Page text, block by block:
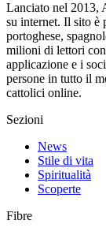
Lanciato nel 2013,
su internet. Il sito è
portoghese,
milioni di lettori
applicazione e i
persone in tutto il
cattolici online.
Sezioni
News
Stile di vita
Spiritualità
Scoperte
Fibre